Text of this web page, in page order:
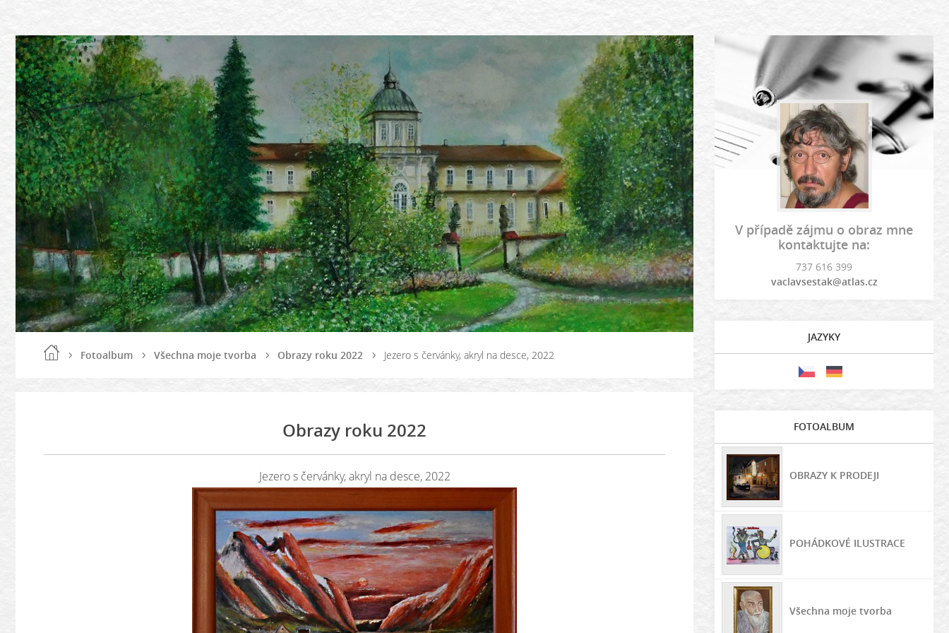
Fotoalbum Všechna moje tvorba Obrazy roku 2022 Jezero s červánky, akryl na desce, 2022
Obrazy roku 2022
Jezero s červánky, akryl na desce, 2022
V případě zájmu o obraz mne
kontaktujte na:
737 616 399
vaclavsestak@atlas.cz
JAZYKY
FOTOALBUM
OBRAZY K PRODEJI
POHÁDKOVÉ ILUSTRACE
Všechna moje tvorba